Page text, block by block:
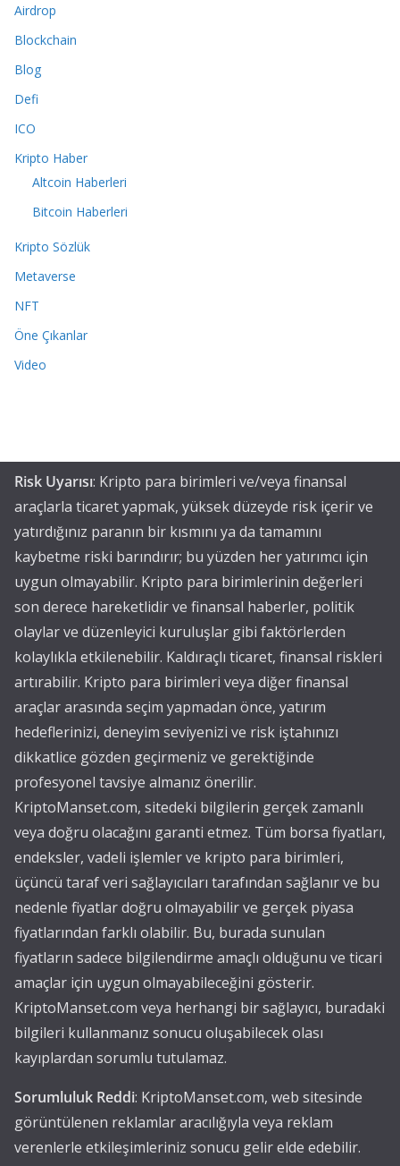
Airdrop
Blockchain
Blog
Defi
ICO
Kripto Haber
Altcoin Haberleri
Bitcoin Haberleri
Kripto Sözlük
Metaverse
NFT
Öne Çıkanlar
Video
Risk Uyarısı: Kripto para birimleri ve/veya finansal
araçlarla ticaret yapmak, yüksek düzeyde risk içerir ve
yatırdığınız paranın bir kısmını ya da tamamını
kaybetme riski barındırır; bu yüzden her yatırımcı için
uygun olmayabilir. Kripto para birimlerinin değerleri
son derece hareketlidir ve finansal haberler, politik
olaylar ve düzenleyici kuruluşlar gibi faktörlerden
kolaylıkla etkilenebilir. Kaldıraçlı ticaret, finansal riskleri
artırabilir. Kripto para birimleri veya diğer finansal
araçlar arasında seçim yapmadan önce, yatırım
hedeflerinizi, deneyim seviyenizi ve risk iştahınızı
dikkatlice gözden geçirmeniz ve gerektiğinde
profesyonel tavsiye almanız önerilir.
KriptoManset.com, sitedeki bilgilerin gerçek zamanlı
veya doğru olacağını garanti etmez. Tüm borsa fiyatları,
endeksler, vadeli işlemler ve kripto para birimleri,
üçüncü taraf veri sağlayıcıları tarafından sağlanır ve bu
nedenle fiyatlar doğru olmayabilir ve gerçek piyasa
fiyatlarından farklı olabilir. Bu, burada sunulan
fiyatların sadece bilgilendirme amaçlı olduğunu ve ticari
amaçlar için uygun olmayabileceğini gösterir.
KriptoManset.com veya herhangi bir sağlayıcı, buradaki
bilgileri kullanmanız sonucu oluşabilecek olası
kayıplardan sorumlu tutulamaz.
Sorumluluk Reddi: KriptoManset.com, web sitesinde
görüntülenen reklamlar aracılığıyla veya reklam
verenlerle etkileşimleriniz sonucu gelir elde edebilir.